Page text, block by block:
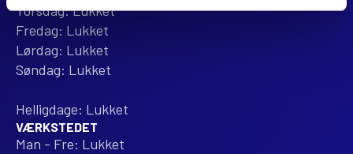
Torsdag: Lukket
Fredag: Lukket
Lørdag: Lukket
Søndag: Lukket
Helligdage: Lukket
VÆRKSTEDET
Man - Fre: Lukket